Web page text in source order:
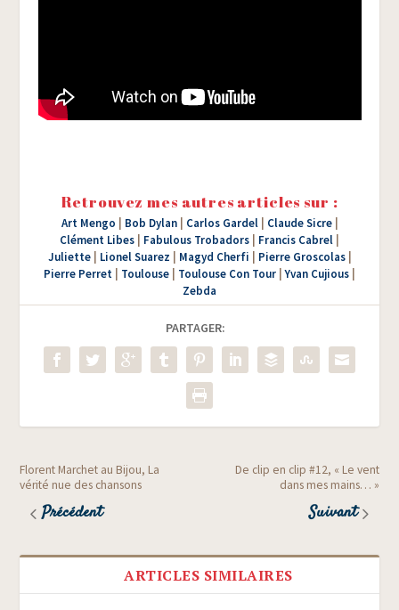
Retrouvez mes autres articles sur :
Art Mengo Bob Dylan| Carlos Gardel| Claude Sicre|
Clément Libes
Fabulous Trobadors Francis Cabrel
Juliette| Lionel Suarez Magyd Cherfi Pierre Groscolas|
Pierre Perret
Toulouse Toulouse Con Tour |Yvan Cujious
Zebda
PARTAGER:
Florent Marchet au Bijou, La
vérité nue des chansons
Précédent
De clip en clip #12, « Le vent
dans mes mains… »
Suivant
ARTICLES SIMILAIRES